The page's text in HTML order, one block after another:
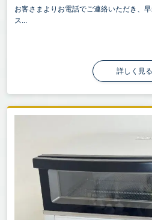
お客さまよりお電話でご連絡いただき、
ス...
詳しく見る